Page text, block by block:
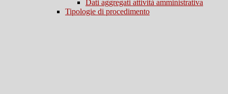
Dati aggregati attività amministrativa
Tipologie di procedimento